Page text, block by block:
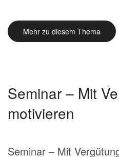
Mehr zu diesem Thema
Seminar – Mit
motivieren
Seminar – Mit